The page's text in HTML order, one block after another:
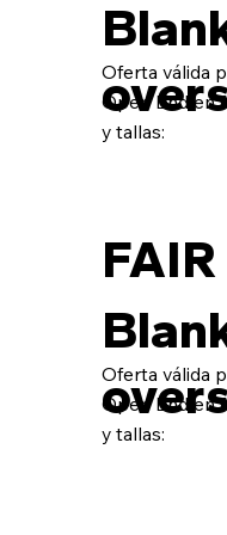
Oferta válida
Open End en
y tallas:
Oferta válida
Open End en
y tallas: